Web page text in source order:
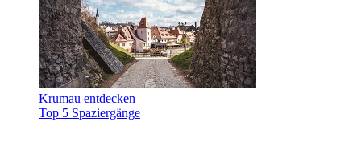
Krumau entdecken
Top 5 Spaziergänge